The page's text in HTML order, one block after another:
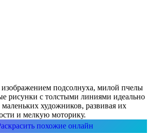
изображением подсолнуха, милой пчелы
рисунки с толстыми линиями идеально
художников, развивая их
и мелкую моторику.
похожие онлайн